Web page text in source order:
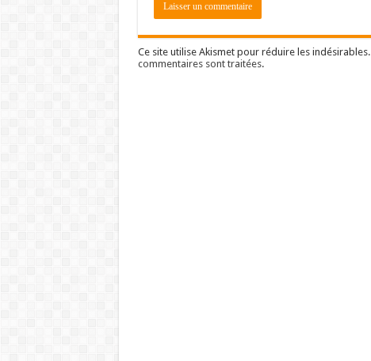
Ce site utilise Akismet pour réduire les indésirables.
commentaires sont traitées.